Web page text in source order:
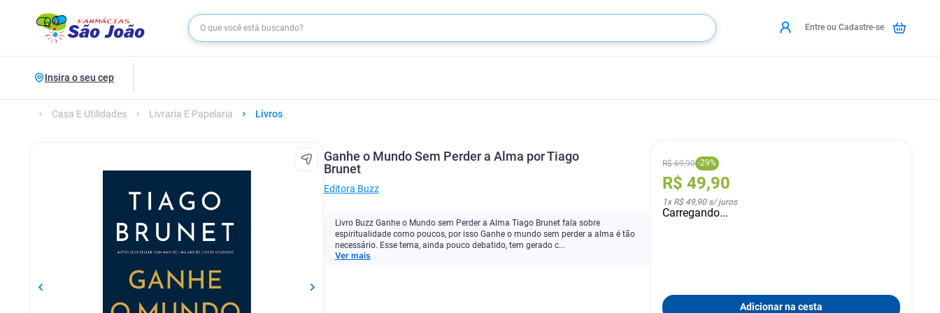
Entre ou Cadastre-se
Insira o seu cep
Casa E Utilidades Livraria E Papelaria Livros
Ganhe o Mundo Sem Perder a Alma por Tiago
Brunet
Editora Buzz
Livro Buzz Ganhe o Mundo sem Perder a Alma Tiago Brunet fala sobre
espiritualidade como poucos, por isso Ganhe o mundo sem perder a alma é tão
necessário. Esse tema, ainda pouco debatido, tem gerado c...
Ver mais
R$ 69,90 -29%
R$ 49,90
1x R$ 49,90s/ juros
Carregando...
Adicionar na cesta